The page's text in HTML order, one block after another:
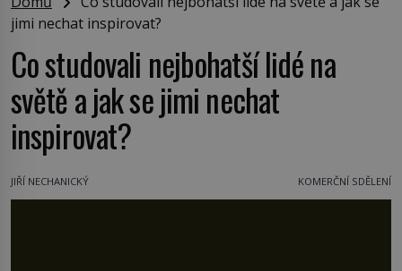
jimi nechat inspirovat?
Co studovali nejbohatší lidé na
světě a jak se jimi nechat
inspirovat?
JIŘÍ NECHANICKÝ KOMERČNÍ SDĚLENÍ